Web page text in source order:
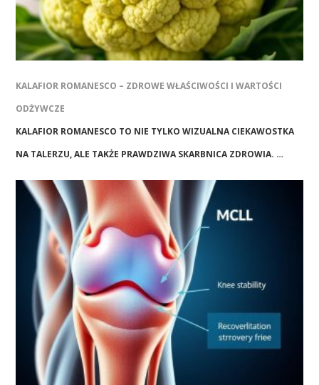
KALAFIOR ROMANESCO – ZDROWE WŁAŚCIWOŚCI I WARTOŚCI
ODŻYWCZE
KALAFIOR ROMANESCO TO NIE TYLKO WIZUALNA CIEKAWOSTKA
NA TALERZU, ALE TAKŻE PRAWDZIWA SKARBNICA ZDROWIA. …